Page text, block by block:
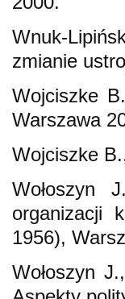
Wnuk-
zmianie
Wojciszke
Warszawa
Wojciszke
Wołoszyn
organizacji
1956),
Wołoszyn